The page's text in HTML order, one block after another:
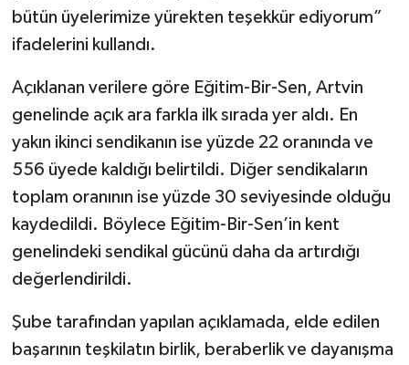
bütün üyelerimize yürekten teşekkür ediyorum”
ifadelerini kullandı.
Açıklanan verilere göre Eğitim-Bir-Sen, Artvin
genelinde açık ara farkla ilk sırada yer aldı. En
yakın ikinci sendikanın ise yüzde 22 oranında ve
556 üyede kaldığı belirtildi. Diğer sendikaların
toplam oranının ise yüzde 30 seviyesinde olduğu
kaydedildi. Böylece Eğitim-Bir-Sen’in kent
genelindeki sendikal gücünü daha da artırdığı
değerlendirildi.
Şube tarafından yapılan açıklamada, elde edilen
başarının teşkilatın birlik, beraberlik ve dayanışma